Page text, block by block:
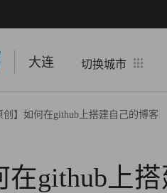
大连 切换城市
创】如何在github上搭建自己的博客
在github上